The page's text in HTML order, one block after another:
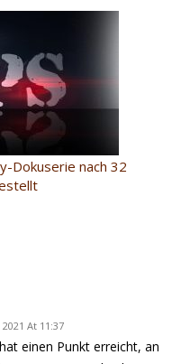
Dokuserie nach 32
At 11:37
einen Punkt erreicht, an